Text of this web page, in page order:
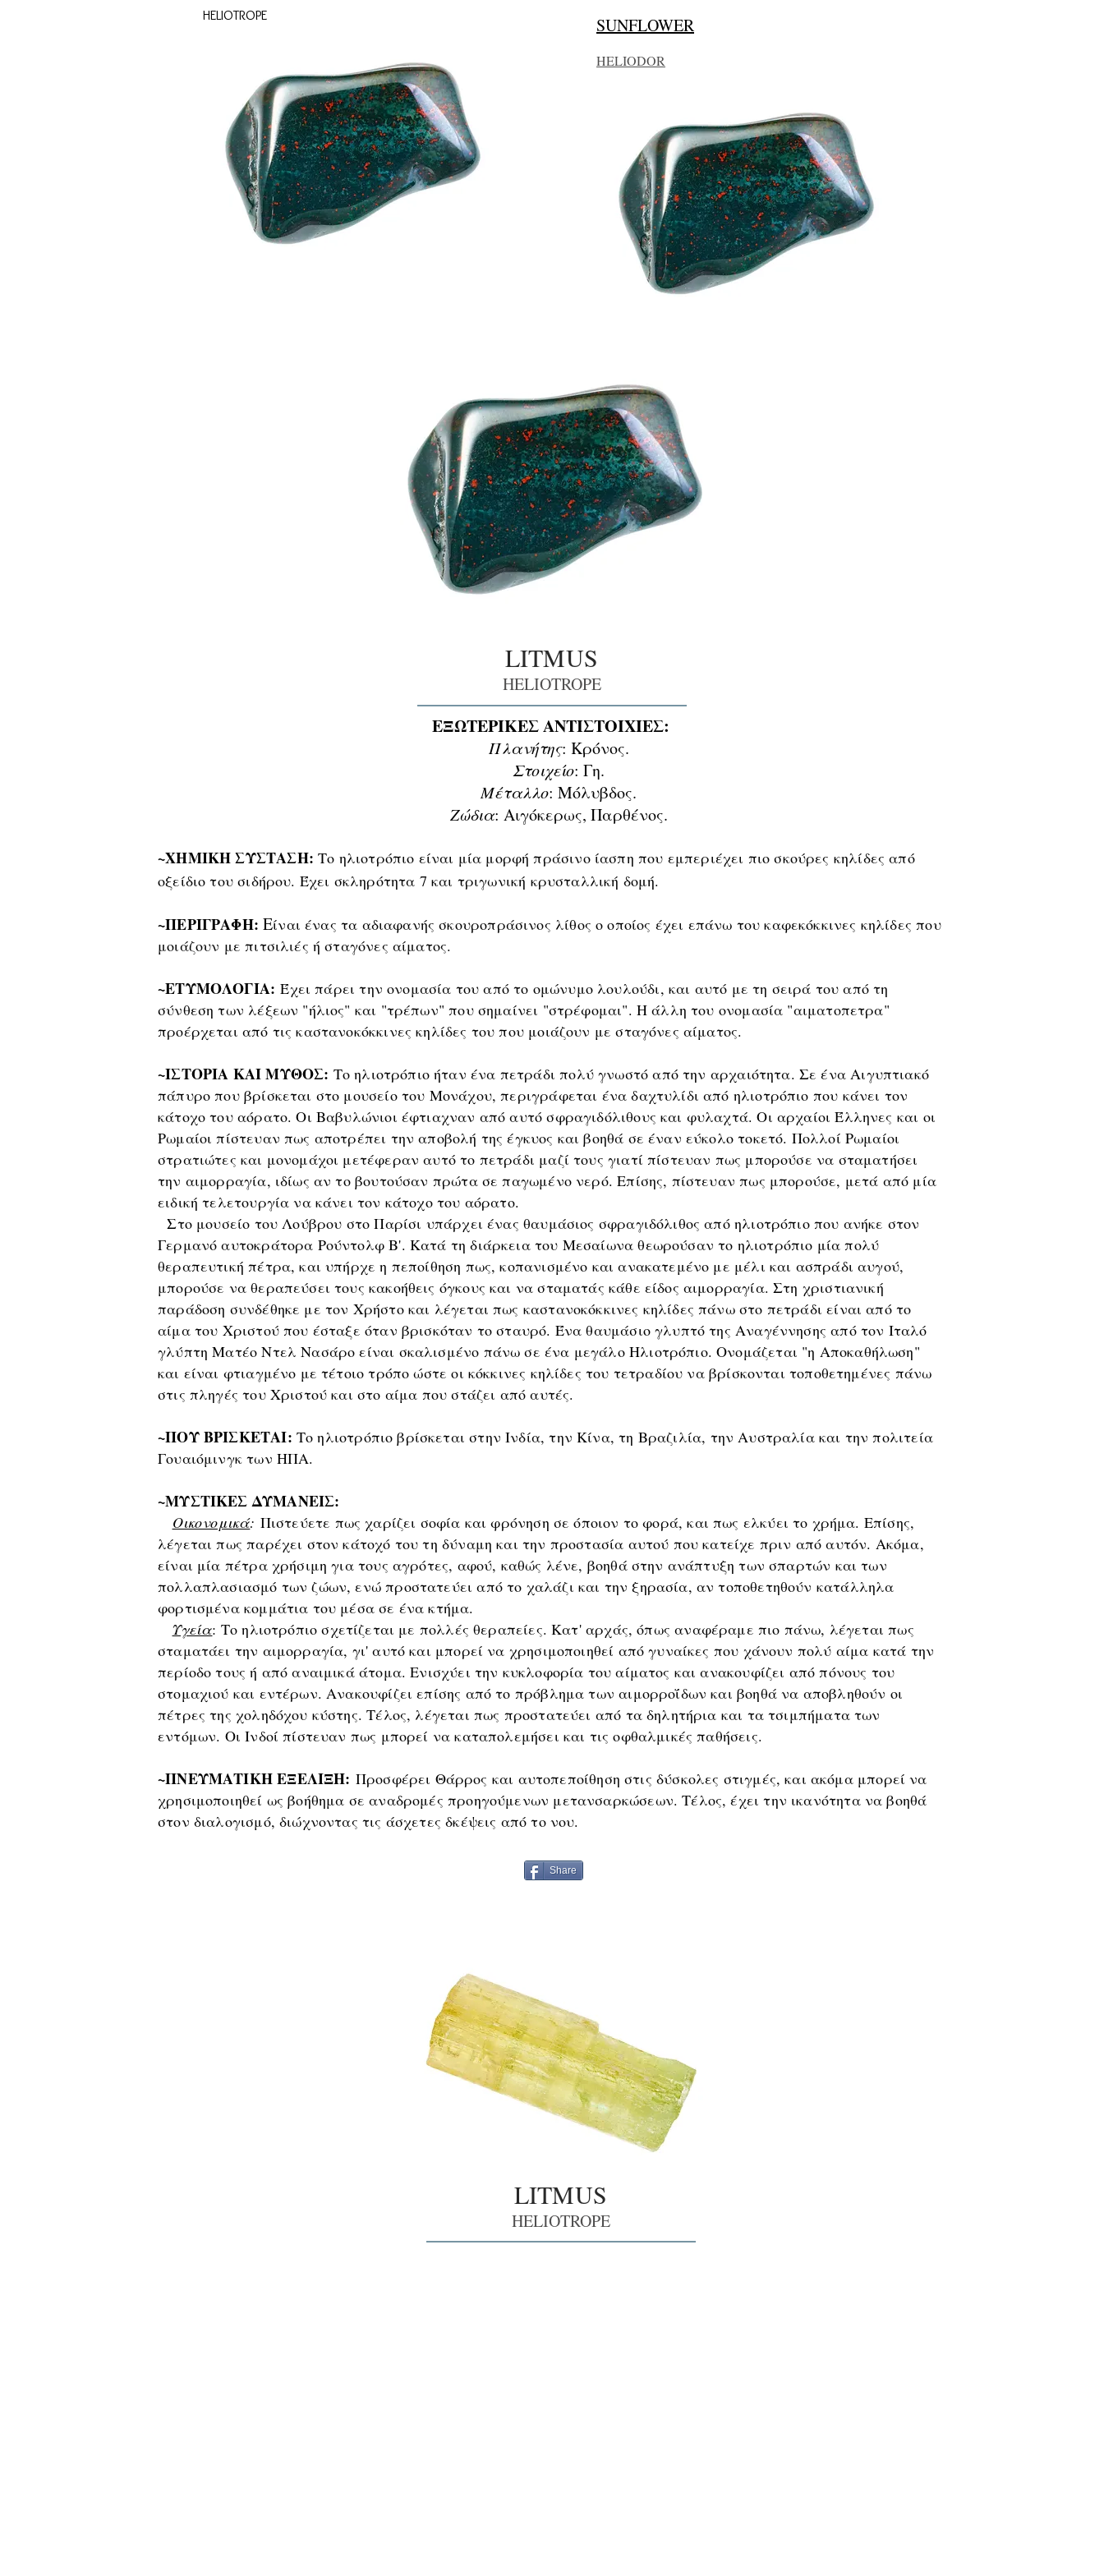
HELIOTROPE SUNFLOWER
HELIODOR
LITMUS
HELIOTROPE
ΕΞΩΤΕΡΙΚΕΣ ΑΝΤΙΣΤΟΙΧΙΕΣ:
Πλανήτης: Κρόνος.
Στοιχείο: Γη.
Μέταλλο: Μόλυβδος.
Ζώδια: Αιγόκερως, Παρθένος.
~ΧΗΜΙΚΗ ΣΥΣΤΑΣΗ:Το ηλιοτρόπιο είναι μία μορφή πράσινο ίασπη που εμπεριέχει πιο σκούρες κηλίδες από
οξείδιο του σιδήρου. Έχει σκληρότητα 7 και τριγωνική κρυσταλλική δομή.
~ΠΕΡΙΓΡΑΦΗ:Είναιένας τα αδιαφανής σκουροπράσινος λίθος ο οποίος έχει επάνω του καφεκόκκινες κηλίδες που
μοιάζουν με πιτσιλιές ή σταγόνες αίματος.
~ΕΤΥΜΟΛΟΓΙΑ: Έχει πάρει την ονομασία του από το ομώνυμο λουλούδι, και αυτό με τη σειρά του από τη
σύνθεση των λέξεων "ήλιος" και "τρέπων" που σημαίνει "στρέφομαι". Η άλλη του ονομασία "αιματοπετρα"
προέρχεται από τις καστανοκόκκινες κηλίδες του που μοιάζουν με σταγόνες αίματος.
~ΙΣΤΟΡΙΑ ΚΑΙ ΜΥΘΟΣ: Το ηλιοτρόπιο ήταν ένα πετράδι πολύ γνωστό από την αρχαιότητα. Σε ένα Αιγυπτιακό
πάπυρο που βρίσκεται στο μουσείο του Μονάχου, περιγράφεται ένα δαχτυλίδι από ηλιοτρόπιο που κάνει τον
κάτοχο του αόρατο. Οι Βαβυλώνιοι έφτιαχναν από αυτό σφραγιδόλιθους και φυλαχτά. Οι αρχαίοι Έλληνες και οι
Ρωμαίοι πίστευαν πως αποτρέπει την αποβολή της έγκυος και βοηθά σε έναν εύκολο τοκετό. Πολλοί Ρωμαίοι
στρατιώτες και μονομάχοι μετέφεραν αυτό το πετράδι μαζί τους γιατί πίστευαν πως μπορούσε να σταματήσει
την αιμορραγία, ιδίως αν το βουτούσαν πρώτα σε παγωμένο νερό. Επίσης, πίστευαν πως μπορούσε, μετά από μία
ειδική τελετουργία να κάνει τον κάτοχο του αόρατο.
Στο μουσείο του Λούβρου στο Παρίσι υπάρχει ένας θαυμάσιος σφραγιδόλιθος από ηλιοτρόπιο που ανήκε στον
Γερμανό αυτοκράτορα Ρούντολφ Β'. Κατά τη διάρκεια του Μεσαίωνα θεωρούσαν το ηλιοτρόπιο μία πολύ
θεραπευτική πέτρα, και υπήρχε η πεποίθηση πως, κοπανισμένο και ανακατεμένο με μέλι και ασπράδι αυγού,
μπορούσε να θεραπεύσει τους κακοήθεις όγκους και να σταματάς κάθε είδος αιμορραγία. Στη χριστιανική
παράδοση συνδέθηκε με τον Χρήστο και λέγεται πως καστανοκόκκινες κηλίδες πάνω στο πετράδι είναι από το
αίμα του Χριστού που έσταξε όταν βρισκόταν το σταυρό. Ένα θαυμάσιο γλυπτό της Αναγέννησης από τον Ιταλό
γλύπτη Ματέο Ντελ Νασάρο είναι σκαλισμένο πάνω σε ένα μεγάλο Ηλιοτρόπιο. Ονομάζεται "η Αποκαθήλωση"
και είναι φτιαγμένο με τέτοιο τρόπο ώστε οι κόκκινες κηλίδες του τετραδίου να βρίσκονται τοποθετημένες πάνω
στις πληγές του Χριστού και στο αίμα που στάζει από αυτές.
~ΠΟΥ ΒΡΙΣΚΕΤΑΙ: Το ηλιοτρόπιο βρίσκεται στην Ινδία, την Κίνα, τη Βραζιλία, την Αυστραλία και την πολιτεία
Γουαιόμινγκ των ΗΠΑ.
~ΜΥΣΤΙΚΕΣ ΔΥΜΑΝΕΙΣ:
Οικονομικά: Πιστεύετε πως χαρίζει σοφία και φρόνηση σε όποιον το φορά, και πως ελκύει το χρήμα. Επίσης,
λέγεται πως παρέχει στον κάτοχό του τη δύναμη και την προστασία αυτού που κατείχε πριν από αυτόν. Ακόμα,
είναι μία πέτρα χρήσιμη για τους αγρότες, αφού, καθώς λένε, βοηθά στην ανάπτυξη των σπαρτών και των
πολλαπλασιασμό των ζώων, ενώ προστατεύει από το χαλάζι και την ξηρασία, αν τοποθετηθούν κατάλληλα
φορτισμένα κομμάτια του μέσα σε ένα κτήμα.
Υγεία: Το ηλιοτρόπιο σχετίζεται με πολλές θεραπείες. Κατ' αρχάς, όπως αναφέραμε πιο πάνω, λέγεται πως
σταματάει την αιμορραγία, γι' αυτό και μπορεί να χρησιμοποιηθεί από γυναίκες που χάνουν πολύ αίμα κατά την
περίοδο τους ή από αναιμικά άτομα. Ενισχύει την κυκλοφορία του αίματος και ανακουφίζει από πόνους του
στομαχιού και εντέρων. Ανακουφίζει επίσης από το πρόβλημα των αιμορροΐδων και βοηθά να αποβληθούν οι
πέτρες της χοληδόχου κύστης. Τέλος, λέγεται πως προστατεύει από τα δηλητήρια και τα τσιμπήματα των
εντόμων. Οι Ινδοί πίστευαν πως μπορεί να καταπολεμήσει και τις οφθαλμικές παθήσεις.
~ΠΝΕΥΜΑΤΙΚΗ ΕΞΕΛΙΞΗ: Προσφέρει Θάρρος και αυτοπεποίθηση στις δύσκολες στιγμές, και ακόμα μπορεί να
χρησιμοποιηθεί ως βοήθημα σε αναδρομές προηγούμενων μετανσαρκώσεων. Τέλος, έχει την ικανότητα να βοηθά
στον διαλογισμό, διώχνοντας τις άσχετες δκέψεις από το νου.
Share
LITMUS
HELIOTROPE